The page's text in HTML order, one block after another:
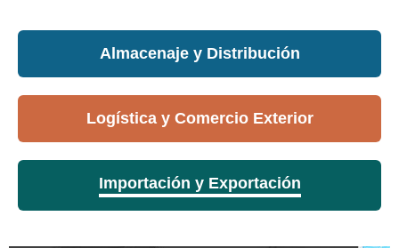
Almacenaje y Distribución
Logística y Comercio Exterior
Importación y Exportación